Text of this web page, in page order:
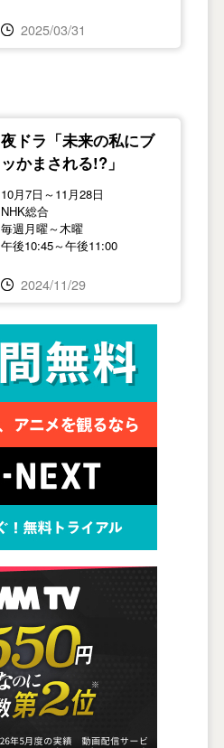
2025/03/31
夜ドラ「未来の私にブ
ッかまされる!?」
10月7日～11月28日
NHK総合
毎週月曜～木曜
午後10:45～午後11:00
2024/11/29